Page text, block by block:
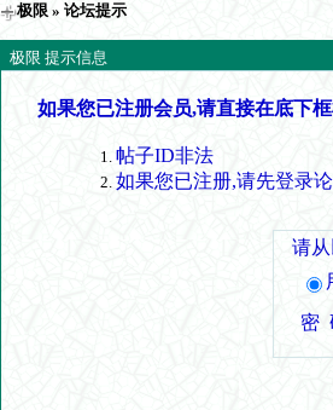
极限 » 论坛提示
极限 提示信息
如果您已注册会员,请直接在底下
帖子ID非法
如果您已注册,请先登录
请
密